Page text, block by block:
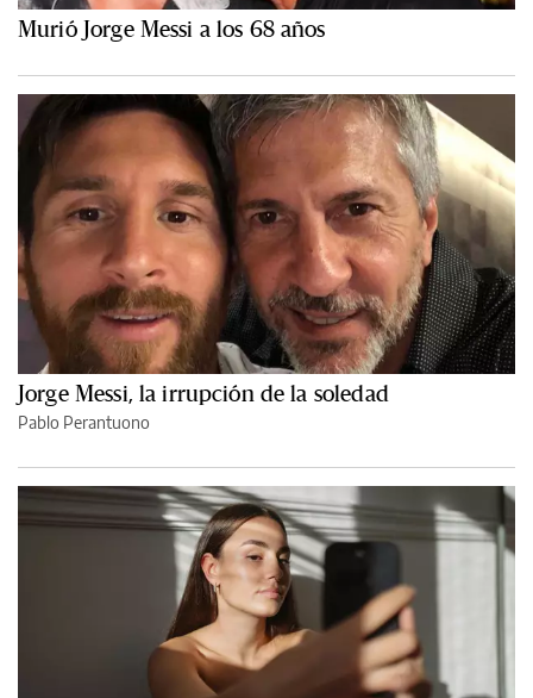
Murió Jorge Messi a los 68 años
Jorge Messi, la irrupción de la soledad
Pablo Perantuono